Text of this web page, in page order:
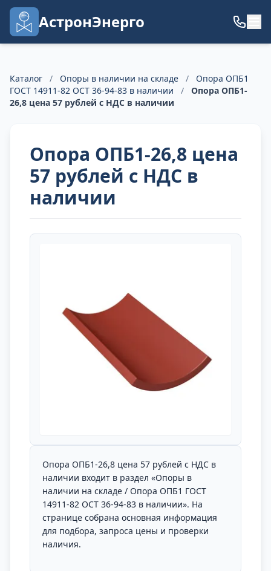
АстронЭнерго
Каталог / Опоры в наличии на складе /
Опора ОПБ1
ГОСТ 14911-82 ОСТ 36-94-83 в наличии
/
Опора ОПБ1-
26,8 цена 57 рублей с НДС в наличии
Опора ОПБ1-26,8 цена
57 рублей с НДС в
наличии
Опора ОПБ1-26,8 цена 57 рублей с НДС в
наличии входит в раздел «Опоры в
наличии на складе / Опора ОПБ1 ГОСТ
14911-82 ОСТ 36-94-83 в наличии». На
странице собрана основная информация
для подбора, запроса цены и проверки
наличия.